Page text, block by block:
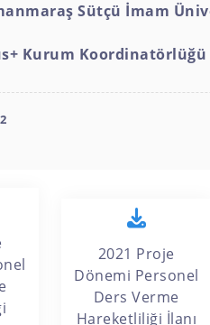
Sütçü İmam
Kurum Koordinatörlüğü
2021 Proje
Dönemi Personel
Ders Verme
Hareketliliği İlanı